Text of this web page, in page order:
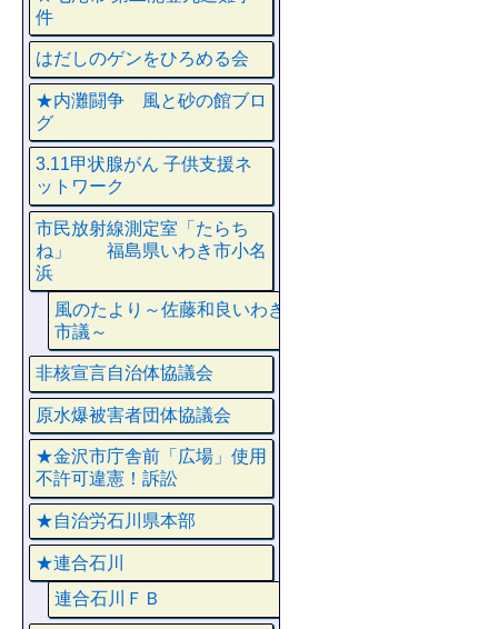
件
はだしのゲンをひろめる会
★内灘闘争 風と砂の館ブロ
グ
3.11甲状腺がん 子供支援ネ
ットワーク
市民放射線測定室「たらち
ね」 福島県いわき市小名
浜
風のたより～佐藤和良いわき
市議～
非核宣言自治体協議会
原水爆被害者団体協議会
★金沢市庁舎前「広場」使用
不許可違憲！訴訟
★自治労石川県本部
★連合石川
連合石川ＦＢ